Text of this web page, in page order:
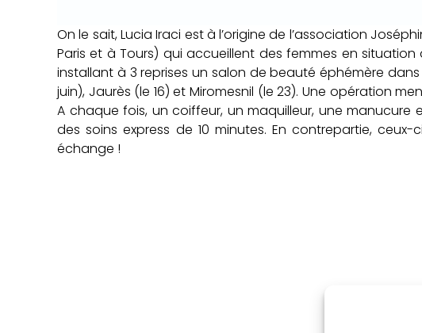
On le sait, Lucia Iraci est à l’origine de l’association
Paris et à Tours) qui accueillent des femmes en
installant à 3 reprises un salon de beauté éphémère
juin), Jaurès (le 16) et Miromesnil (le 23). Une opération
A chaque fois, un coiffeur, un maquilleur, une
des soins express de 10 minutes. En contrepartie,
échange !